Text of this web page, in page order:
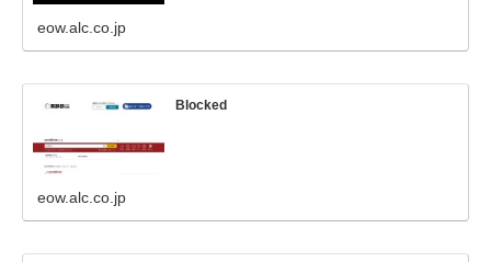
eow.alc.co.jp
Blocked
eow.alc.co.jp